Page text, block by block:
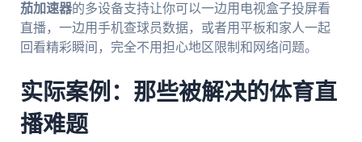
茄加速器的多设备支持让你可以一边用电视盒子投屏看
直播，一边用手机查球员数据，或者用平板和家人一起
回看精彩瞬间，完全不用担心地区限制和网络问题。
实际案例：那些被解决的体育直
播难题